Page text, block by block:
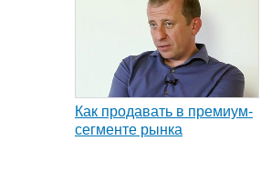
Как продавать в премиум-
сегменте рынка